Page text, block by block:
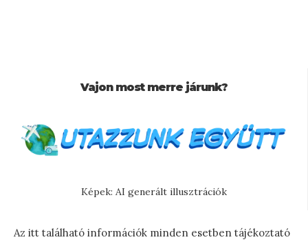
Vajon most merre járunk?
Képek: AI generált illusztrációk
Az itt található információk minden esetben tájékoztató